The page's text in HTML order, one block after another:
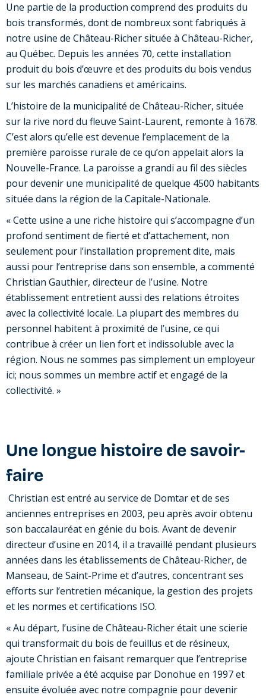
Une partie de la production comprend des produits du
bois transformés, dont de nombreux sont fabriqués à
notre usine de Château-Richer située à Château-Richer,
au Québec. Depuis les années 70, cette installation
produit du bois d’œuvre et des produits du bois vendus
sur les marchés canadiens et américains.
L’histoire de la municipalité de Château-Richer, située
sur la rive nord du fleuve Saint-Laurent, remonte à 1678.
C’est alors qu’elle est devenue l’emplacement de la
première paroisse rurale de ce qu’on appelait alors la
Nouvelle-France. La paroisse a grandi au fil des siècles
pour devenir une municipalité de quelque 4500 habitants
située dans la région de la Capitale-Nationale.
« Cette usine a une riche histoire qui s’accompagne d’un
profond sentiment de fierté et d’attachement, non
seulement pour l’installation proprement dite, mais
aussi pour l’entreprise dans son ensemble, a commenté
Christian Gauthier, directeur de l’usine. Notre
établissement entretient aussi des relations étroites
avec la collectivité locale. La plupart des membres du
personnel habitent à proximité de l’usine, ce qui
contribue à créer un lien fort et indissoluble avec la
région. Nous ne sommes pas simplement un employeur
ici; nous sommes un membre actif et engagé de la
collectivité. »
Une longue histoire de savoir-
faire
Christian est entré au service de Domtar et de ses
anciennes entreprises en 2003, peu après avoir obtenu
son baccalauréat en génie du bois. Avant de devenir
directeur d’usine en 2014, il a travaillé pendant plusieurs
années dans les établissements de Château-Richer, de
Manseau, de Saint-Prime et d’autres, concentrant ses
efforts sur l’entretien mécanique, la gestion des projets
et les normes et certifications ISO.
« Au départ, l’usine de Château-Richer était une scierie
qui transformait du bois de feuillus et de résineux,
ajoute Christian en faisant remarquer que l’entreprise
familiale privée a été acquise par Donohue en 1997 et
ensuite évoluée avec notre compagnie pour devenir